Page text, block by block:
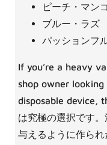
ピーチ・マン
ブルー・ラズ
パッションフ
If you’re a heavy
shop owner
disposable device,
は究極の選択です
与えるように作ら